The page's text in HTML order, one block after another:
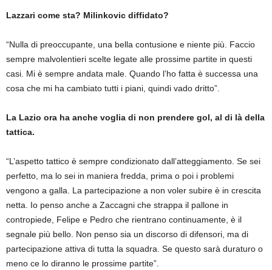
Lazzari come sta? Milinkovic diffidato?
“Nulla di preoccupante, una bella contusione e niente più. Faccio
sempre malvolentieri scelte legate alle prossime partite in questi
casi. Mi è sempre andata male. Quando l’ho fatta è successa una
cosa che mi ha cambiato tutti i piani, quindi vado dritto”.
La Lazio ora ha anche voglia di non prendere gol, al di là della
tattica.
“L’aspetto tattico è sempre condizionato dall’atteggiamento. Se sei
perfetto, ma lo sei in maniera fredda, prima o poi i problemi
vengono a galla. La partecipazione a non voler subire è in crescita
netta. Io penso anche a Zaccagni che strappa il pallone in
contropiede, Felipe e Pedro che rientrano continuamente, è il
segnale più bello. Non penso sia un discorso di difensori, ma di
partecipazione attiva di tutta la squadra. Se questo sarà duraturo o
meno ce lo diranno le prossime partite”.